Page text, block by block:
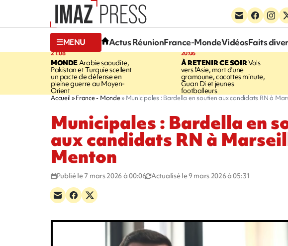
MENU Actus RéunionFrance-MondeVidéosFaits
21:08
MONDE Arabie saoudite,
Pakistan et Turquie scellent
un pacte de défense en
pleine guerre au Moyen-
Orient
20:06
À RETENIR CE SOIRVols
vers l'Asie, mort d'une
gramoune, cocottes minute,
Guan Di et jeunes
footballeurs
Accueil France - Monde Municipales : Bardella en soutien aux candidats RN à
Municipales : Bardella en
aux candidats RN à
Menton
Publié le 7 mars 2026 à 00:06 Actualisé le 9 mars 2026 à 05:31